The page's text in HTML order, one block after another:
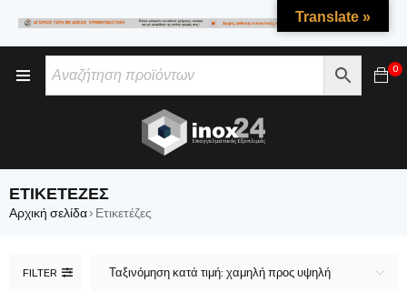
0
ΕΤΙΚΕΤΈΖΕΣ
Αρχική σελίδα› Ετικετέζες
FILTER Ταξινόμηση κατά τιμή: χαμηλή προς υψηλή
Translate »